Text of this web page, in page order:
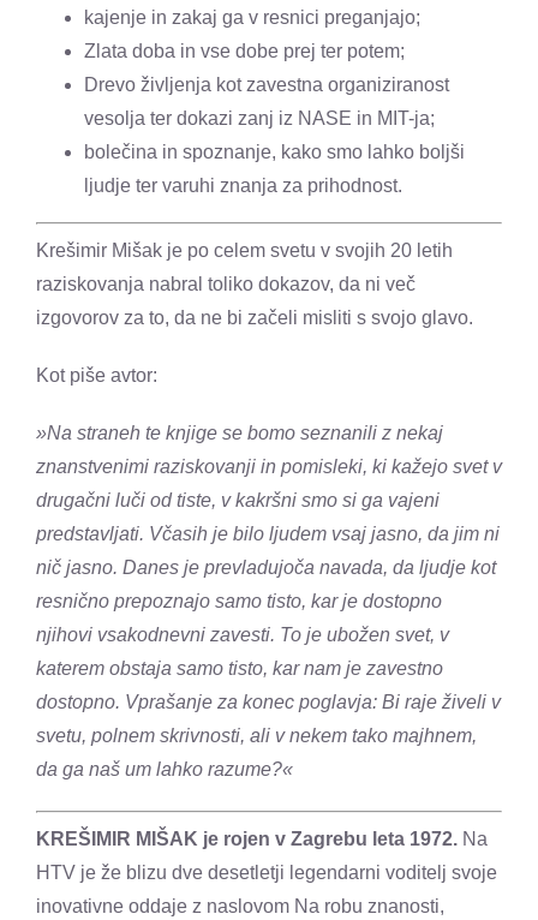
kajenje in zakaj ga v resnici preganjajo;
Zlata doba in vse dobe prej ter potem;
Drevo življenja kot zavestna organiziranost
vesolja ter dokazi zanj iz NASE in MIT-ja;
bolečina in spoznanje, kako smo lahko boljši
ljudje ter varuhi znanja za prihodnost.
Krešimir Mišak je po celem svetu v svojih 20 letih
raziskovanja nabral toliko dokazov, da ni več
izgovorov za to, da ne bi začeli misliti s svojo glavo.
Kot piše avtor:
»Na straneh te knjige se bomo seznanili z nekaj
znanstvenimi raziskovanji in pomisleki, ki kažejo svet v
drugačni luči od tiste, v kakršni smo si ga vajeni
predstavljati. Včasih je bilo ljudem vsaj jasno, da jim ni
nič jasno. Danes je prevladujoča navada, da ljudje kot
resnično prepoznajo samo tisto, kar je dostopno
njihovi vsakodnevni zavesti. To je ubožen svet, v
katerem obstaja samo tisto, kar nam je zavestno
dostopno. Vprašanje za konec poglavja: Bi raje živeli v
svetu, polnem skrivnosti, ali v nekem tako majhnem,
da ga naš um lahko razume?«
KREŠIMIR MIŠAK je rojen v Zagrebu leta 1972.Na
HTV je že blizu dve desetletji legendarni voditelj svoje
inovativne oddaje z naslovom Na robu znanosti,